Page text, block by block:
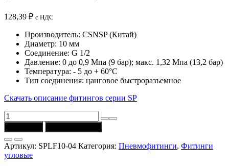
128,39 ₽ с НДС
Производитель: CSNSP (Китай)
Диаметр: 10 мм
Соединение: G 1/2
Давление: 0 до 0,9 Мпа (9 бар); макс. 1,32 Мпа (13,2 бар)
Температура: - 5 до + 60°C
Тип соединения: цанговое быстроразъемное
Скачать описание фитингов серии SP
Количество
товара
Фитинг
SPLF10-
04
угловой
Артикул: SPLF10-04 Категория: Пневмофитинги, Фитинги
угловые